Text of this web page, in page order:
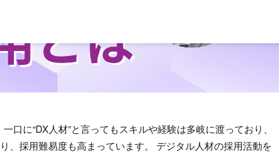
口に“DX人材”と言ってもスキルや経験は多岐に渡っており、
、採用難易度も高まっています。 デジタル人材の採用活動を